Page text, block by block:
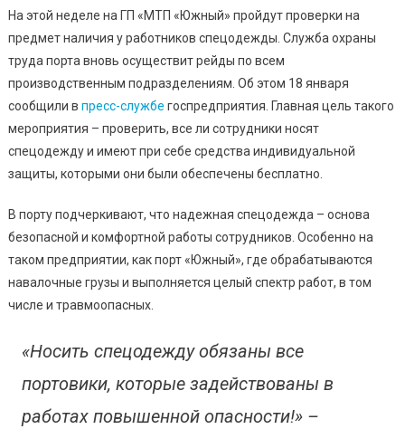
“Южный”
На
На этой неделе на ГП «МТП «Южный» пройдут проверки на
предмет наличия у работников спецодежды. Служба охраны
труда порта вновь осуществит рейды по всем
производственным подразделениям. Об этом 18 января
сообщили в пресс-службе госпредприятия. Главная цель такого
мероприятия – проверить, все ли сотрудники носят
спецодежду и имеют при себе средства индивидуальной
защиты, которыми они были обеспечены бесплатно.
В порту подчеркивают, что надежная спецодежда – основа
безопасной и комфортной работы сотрудников. Особенно на
таком предприятии, как порт «Южный», где обрабатываются
навалочные грузы и выполняется целый спектр работ, в том
числе и травмоопасных.
«Носить спецодежду обязаны все
портовики, которые задействованы в
работах повышенной опасности!» –